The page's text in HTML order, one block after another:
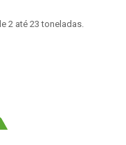
2 até 23 toneladas.